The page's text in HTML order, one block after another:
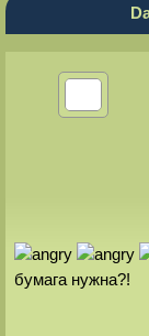
бумага нужна?!